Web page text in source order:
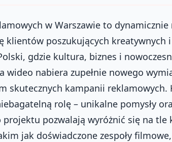
w Warszawie to dynamicznie
klientów poszukujących kreatywnych
gdzie kultura, biznes i
wideo nabiera zupełnie nowego
skutecznych kampanii reklamowych.
rolę – unikalne pomysły
projektu pozwalają wyróżnić się na tle
jak doświadczone zespoły